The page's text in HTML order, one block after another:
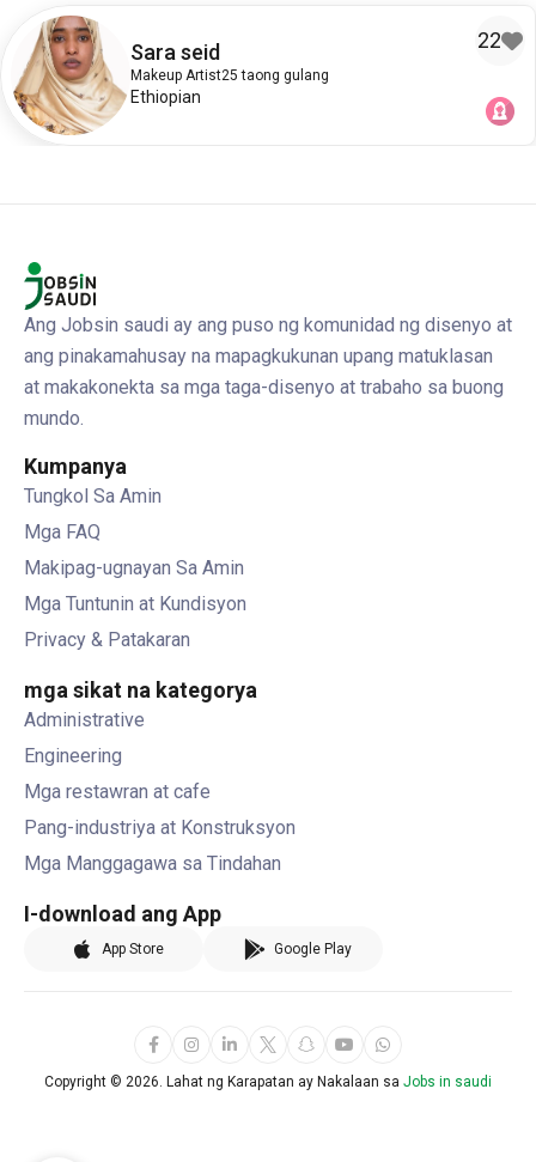
Sara seid
Makeup Artist25 taong gulang
Ethiopian
22
Ang Jobsin saudi ay ang puso ng komunidad ng disenyo at
ang pinakamahusay na mapagkukunan upang matuklasan
at makakonekta sa mga taga-disenyo at trabaho sa buong
mundo.
Kumpanya
Tungkol Sa Amin
Mga FAQ
Makipag-ugnayan Sa Amin
Mga Tuntunin at Kundisyon
Privacy & Patakaran
mga sikat na kategorya
Administrative
Engineering
Mga restawran at cafe
Pang-industriya at Konstruksyon
Mga Manggagawa sa Tindahan
I-download ang App
App Store Google Play
Copyright © 2026. Lahat ng Karapatan ay Nakalaan sa Jobs in saudi